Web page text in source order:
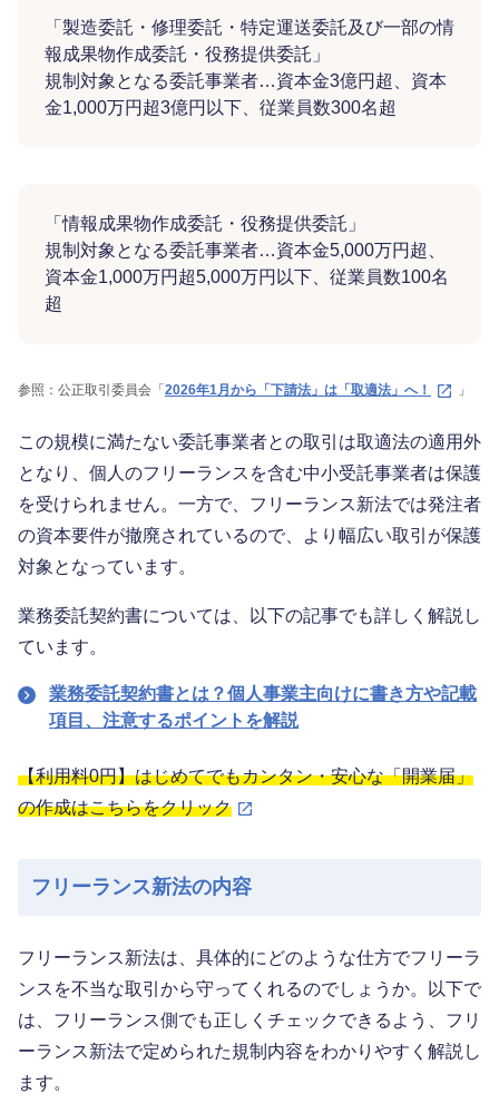
「製造委託・修理委託・特定運送委託及び一部の情
報成果物作成委託・役務提供委託」
規制対象となる委託事業者…資本金3億円超、資本
金1,000万円超3億円以下、従業員数300名超
「情報成果物作成委託・役務提供委託」
規制対象となる委託事業者…資本金5,000万円超、
資本金1,000万円超5,000万円以下、従業員数100名
超
参照：公正取引委員会「2026年1月から「下請法」は「取適法」へ！ 」
この規模に満たない委託事業者との取引は取適法の適用外
となり、個人のフリーランスを含む中小受託事業者は保護
を受けられません。一方で、フリーランス新法では発注者
の資本要件が撤廃されているので、より幅広い取引が保護
対象となっています。
業務委託契約書については、以下の記事でも詳しく解説し
ています。
業務委託契約書とは？個人事業主向けに書き方や記載
項目、注意するポイントを解説
【利用料0円】はじめてでもカンタン・安心な「開業届」
の作成はこちらをクリック
フリーランス新法の内容
フリーランス新法は、具体的にどのような仕方でフリーラ
ンスを不当な取引から守ってくれるのでしょうか。以下で
は、フリーランス側でも正しくチェックできるよう、フリ
ーランス新法で定められた規制内容をわかりやすく解説し
ます。